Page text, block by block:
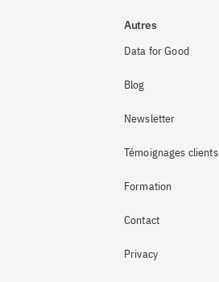
Autres
Data for Good
Blog
Newsletter
Témoignages clients
Formation
Contact
Privacy